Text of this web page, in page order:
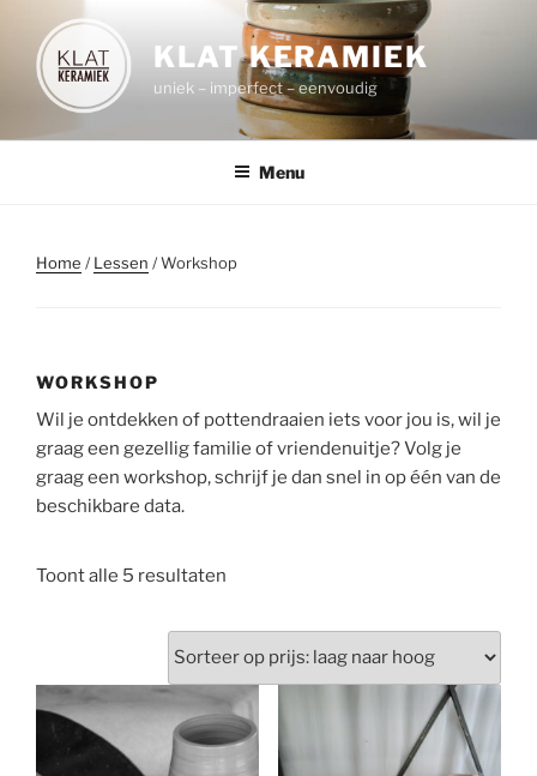
inhoud
KLAT KERAMIEK
uniek – imperfect – eenvoudig
Menu
Home /Lessen / Workshop
WORKSHOP
Wil je ontdekken of pottendraaien iets voor jou is, wil je
graag een gezellig familie of vriendenuitje? Volg je
graag een workshop, schrijf je dan snel in op één van de
beschikbare data.
Toont alle 5 resultaten